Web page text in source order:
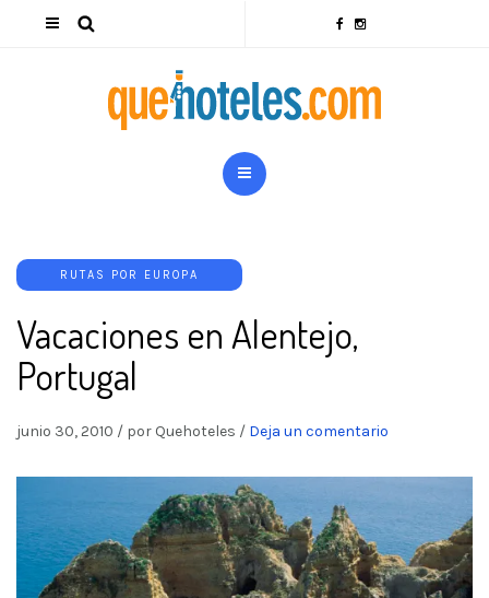
RUTAS POR EUROPA
Vacaciones en Alentejo,
Portugal
junio 30, 2010 / por Quehoteles / Deja un comentario